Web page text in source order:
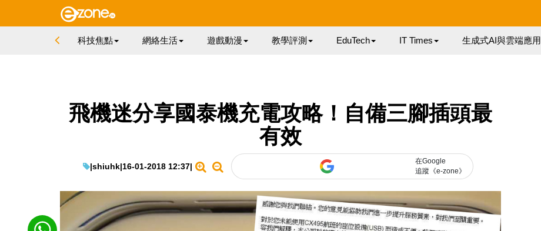
科技焦點 網絡生活 遊戲動漫 教學評測 EduTech IT Times 生成式AI與雲端應用
飛機迷分享國泰機充電攻略！自備三腳插頭最
有效
|shiuhk|16-01-2018 12:37|
在Google
追蹤《e-zone》